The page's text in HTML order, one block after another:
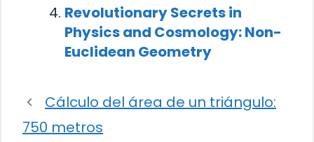
Revolutionary Secrets in
Physics and Cosmology: Non-
Euclidean Geometry
Cálculo del área de un triángulo:
750 metros